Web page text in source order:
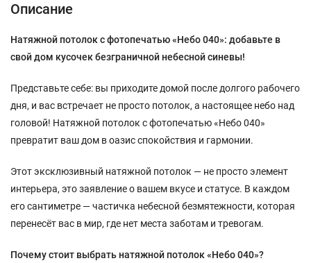
Описание
Натяжной потолок с фотопечатью «Небо 040»: добавьте в
свой дом кусочек безграничной небесной синевы!
Представьте себе: вы приходите домой после долгого рабочего
дня, и вас встречает не просто потолок, а настоящее небо над
головой! Натяжной потолок с фотопечатью «Небо 040»
превратит ваш дом в оазис спокойствия и гармонии.
Этот эксклюзивный натяжной потолок — не просто элемент
интерьера, это заявление о вашем вкусе и статусе. В каждом
его сантиметре — частичка небесной безмятежности, которая
перенесёт вас в мир, где нет места заботам и тревогам.
Почему стоит выбрать натяжной потолок «Небо 040»?